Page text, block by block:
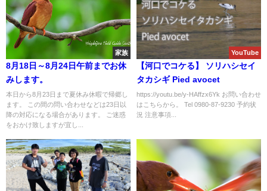
家族
8月18日～8月24日午前までお休
みします。
本日から8月23日まで夏休み休暇で帰郷し
ます。 この間の問い合わせなどは23日以
降の対応になる場合があります。 ご迷惑
をおかけ致しますが宜し...
YouTube
【河口でコケる】 ソリハシセイ
タカシギ Pied avocet
https://youtu.be/y-HAffzx6Yk お問い合わせ
はこちらから。 Tel 0980-87-9230 予約状
況 注意事項...